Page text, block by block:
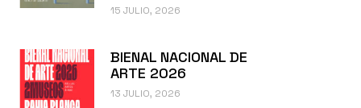
15 JULIO, 2026
BIENAL NACIONAL DE
ARTE 2026
13 JULIO, 2026